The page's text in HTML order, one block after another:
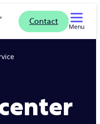
Contact
Menu